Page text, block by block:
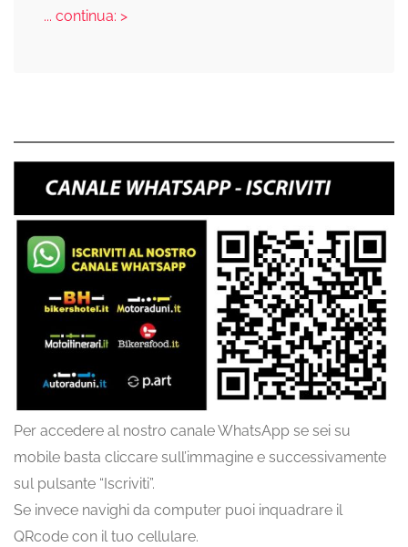
... continua: >
Per accedere al nostro canale WhatsApp se sei su
mobile basta cliccare sull’immagine e successivamente
sul pulsante “Iscriviti”.
Se invece navighi da computer puoi inquadrare il
QRcode con il tuo cellulare.